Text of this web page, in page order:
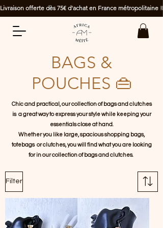
Livraison offerte dès 75€ d'achat en France métropolitaine !
BAGS &
POUCHES 👜
Chic and practical, our collection of bags and clutches
is a great way to express your style while keeping your
essentials close at hand.
Whether you like large, spacious shopping bags,
totebags or clutches, you will find what you are looking
for in our collection of bags and clutches.
Filter